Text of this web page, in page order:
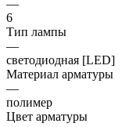
—
6
Тип лампы
—
светодиодная [LED]
Материал арматуры
—
полимер
Цвет арматуры